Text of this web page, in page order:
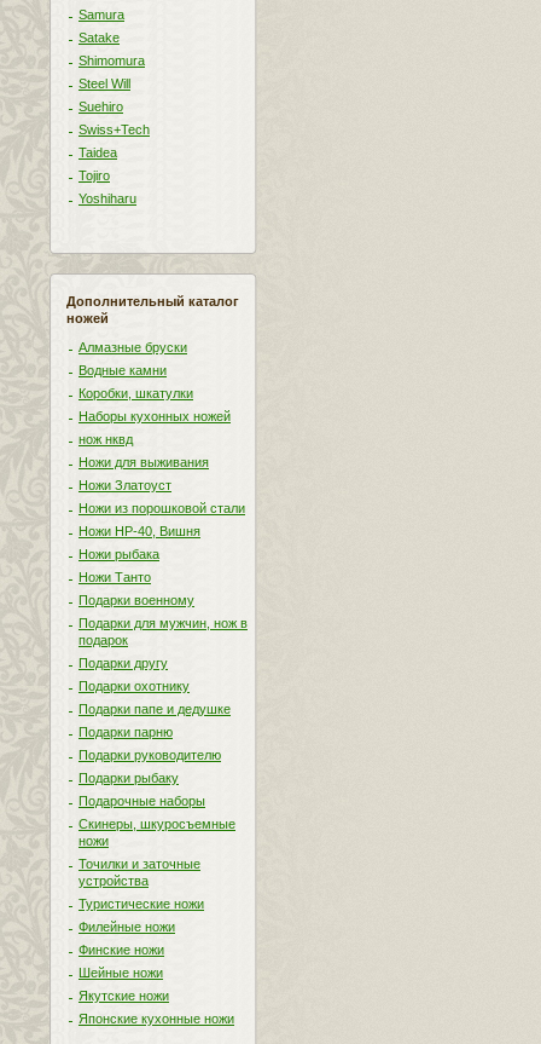
Samura
Satake
Shimomura
Steel Will
Suehiro
Swiss+Tech
Taidea
Tojiro
Yoshiharu
Дополнительный каталог
ножей
Алмазные бруски
Водные камни
Коробки, шкатулки
Наборы кухонных ножей
нож нквд
Ножи для выживания
Ножи Златоуст
Ножи из порошковой стали
Ножи НР-40, Вишня
Ножи рыбака
Ножи Танто
Подарки военному
Подарки для мужчин, нож в
подарок
Подарки другу
Подарки охотнику
Подарки папе и дедушке
Подарки парню
Подарки руководителю
Подарки рыбаку
Подарочные наборы
Скинеры, шкуросъемные
ножи
Точилки и заточные
устройства
Туристические ножи
Филейные ножи
Финские ножи
Шейные ножи
Якутские ножи
Японские кухонные ножи